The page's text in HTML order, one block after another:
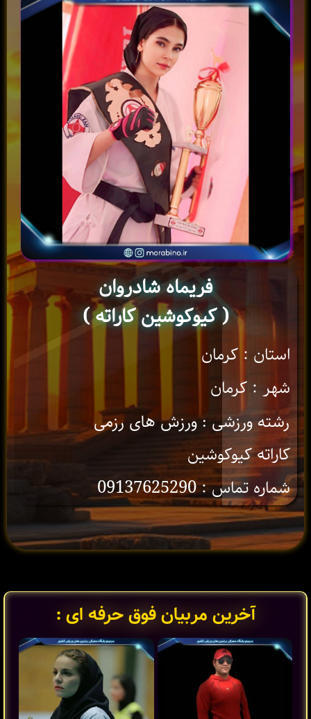
فریماه شادروان
( کیوکوشین کاراته )
استان : کرمان
شهر : کرمان
رشته ورزشی : ورزش های رزمی
کاراته کیوکوشین
شماره تماس : 09137625290
آخرین مربیان فوق حرفه ای :